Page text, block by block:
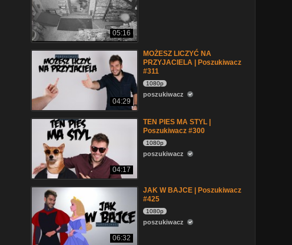
05:16
04:29
MOŻESZ LICZYĆ NA
PRZYJACIELA | Poszukiwacz
#311
1080p
poszukiwacz
04:17
TEN PIES MA STYL |
Poszukiwacz #300
1080p
poszukiwacz
06:32
JAK W BAJCE | Poszukiwacz
#425
1080p
poszukiwacz